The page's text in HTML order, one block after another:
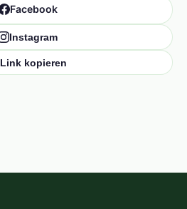
Facebook
Instagram
Link kopieren